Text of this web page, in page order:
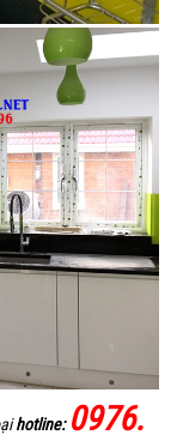
hotline: 0976.